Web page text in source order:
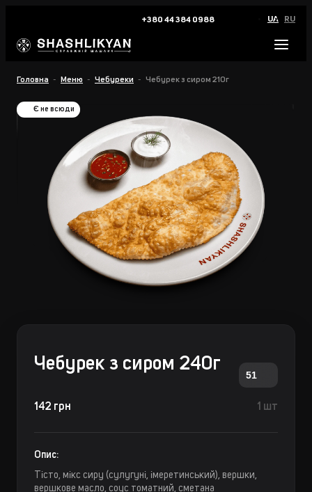
+380 44 384 0988 UA RU
Головна Меню Чебуреки Чебурек з сиром 210г
Чебурек з сиром 240г
51
142 грн 1 шт
Опис:
Тісто, мікс сиру (сулугуні, імеретинський), вершки,
вершкове масло, соус томатний, сметана
Є не всюди